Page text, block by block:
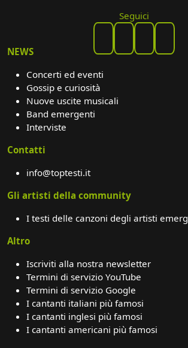
Seguici
NEWS
Concerti ed eventi
Gossip e curiosità
Nuove uscite musicali
Band emergenti
Interviste
Contatti
info@toptesti.it
Gli artisti della community
I testi delle canzoni degli artisti
Altro
Iscriviti alla nostra newsletter
Termini di servizio YouTube
Termini di servizio Google
I cantanti italiani più famosi
I cantanti inglesi più famosi
I cantanti americani più famosi